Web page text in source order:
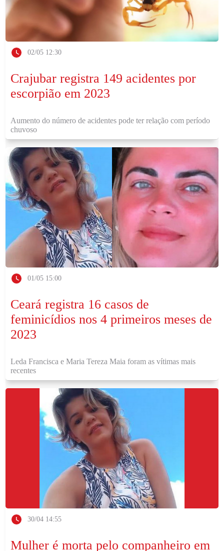
02/05 12:30
Crajubar registra 149 acidentes por
escorpião em 2023
Aumento do número de acidentes pode ter relação com período
chuvoso
01/05 15:00
Ceará registra 16 casos de
feminicídios nos 4 primeiros meses de
2023
Leda Francisca e Maria Tereza Maia foram as vítimas mais
recentes
30/04 14:55
Mulher é morta pelo companheiro em